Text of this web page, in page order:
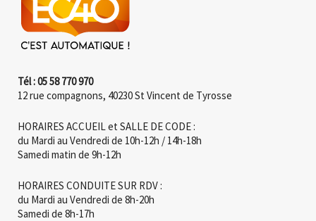
Tél : 05 58 770 970
12 rue compagnons, 40230 St Vincent de Tyrosse
HORAIRES ACCUEIL et SALLE DE CODE :
du Mardi au Vendredi de 10h-12h / 14h-18h
Samedi matin de 9h-12h
HORAIRES CONDUITE SUR RDV :
du Mardi au Vendredi de 8h-20h
Samedi de 8h-17h